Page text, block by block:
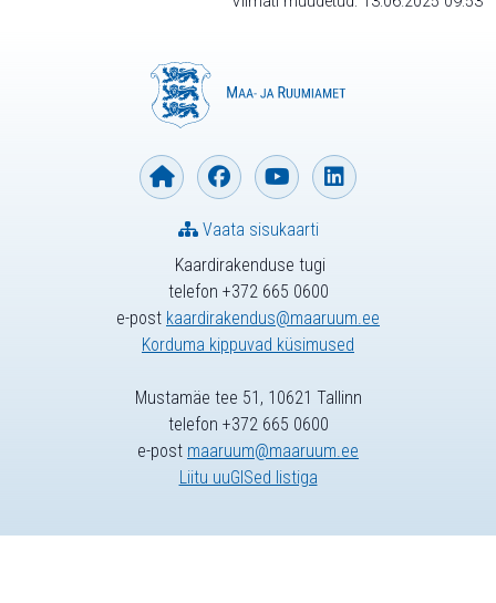
Kaardirakenduse tugi
telefon +372 665 0600
e-post kaardirakendus@maaruum.ee
Korduma kippuvad küsimused
Vaata sisukaarti
Mustamäe tee 51, 10621 Tallinn
telefon +372 665 0600
e-post maaruum@maaruum.ee
Liitu uuGISed listiga